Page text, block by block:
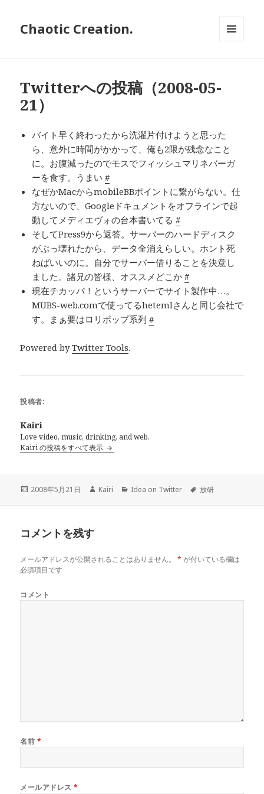
Chaotic Creation.
Twitterへの投稿（2008-05-
21）
バイト早く終わったから洗濯片付けようと思った
ら、意外に時間がかかって、俺も2限が残念なこと
に。お腹減ったのでモスでフィッシュマリネバーガ
ーを食す。うまい#
なぜかMacからmobileBBポイントに繋がらない。仕
方ないので、Googleドキュメントをオフラインで起
動してメディエヴォの台本書いてる#
そしてPress9から返答。サーバーのハードディスク
がぶっ壊れたから、データ全消えらしい。ホント死
ねばいいのに。自分でサーバー借りることを決意し
ました。諸兄の皆様、オススメどこか#
現在チカッパ！というサーバーでサイト製作中…。
MUBS-web.comで使ってるhetemlさんと同じ会社で
す。まぁ要はロリポップ系列#
Powered byTwitter Tools.
投稿者:
Kairi
Love video, music, drinking, and web.
Kairi の投稿をすべて表示
投
2008年5月21日
作
Kairi
カ
Idea on Twitter
タ
放研
コメントを残す
メールアドレスが公開されることはありません。 * が付いている欄は
必須項目です
コメント
名前 *
メールアドレス*